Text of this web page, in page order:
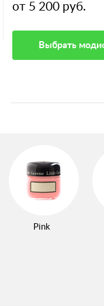
от 5 200 руб.
Выбрать
Pink